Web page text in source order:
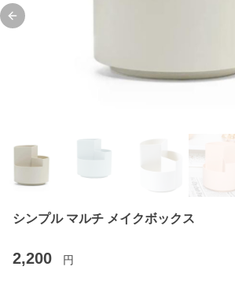
Previous slide
シンプル マルチ メイクボックス
2,200 円